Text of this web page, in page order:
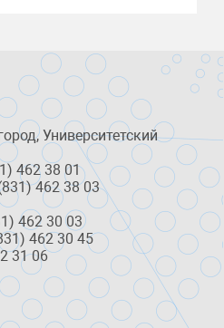
Университетский
462 38 01
462 38 03
462 30 03
462 30 45
31 06